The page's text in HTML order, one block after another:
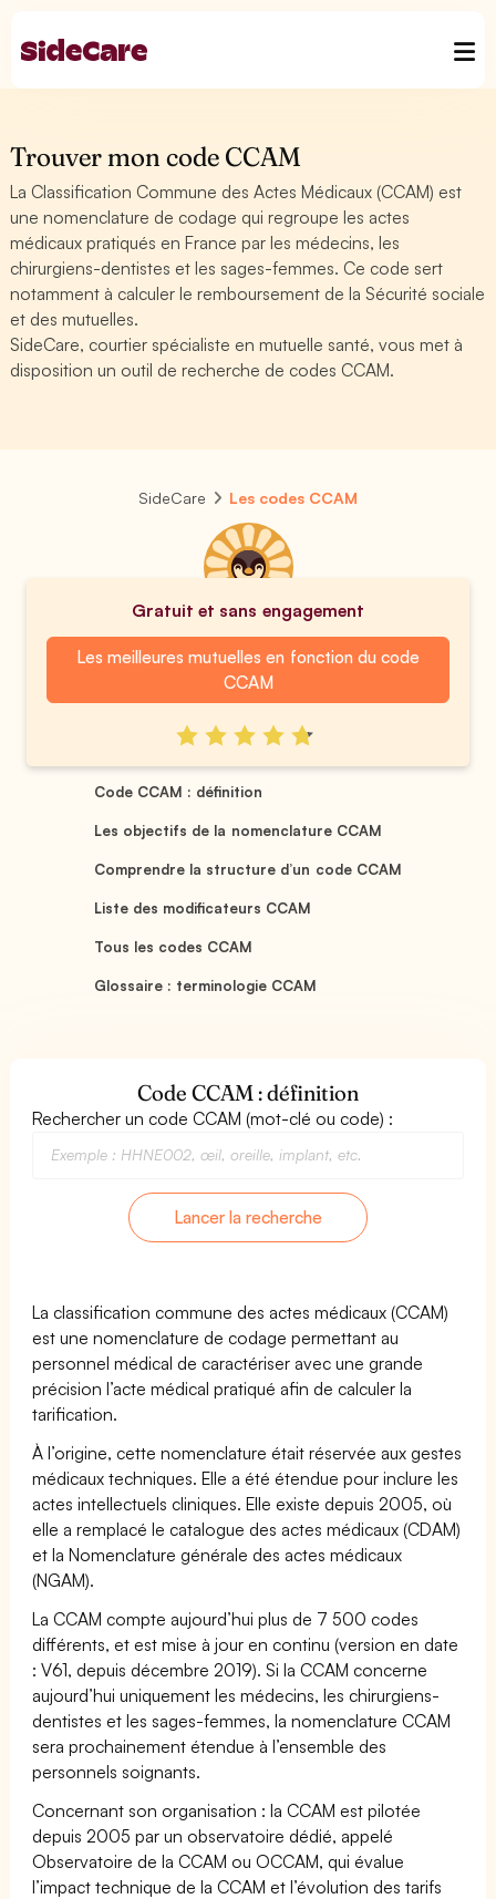
Trouver mon code CCAM
La Classification Commune des Actes Médicaux (CCAM) est
une nomenclature de codage qui regroupe les actes
médicaux pratiqués en France par les médecins, les
chirurgiens-dentistes et les sages-femmes. Ce code sert
notamment à calculer le remboursement de la Sécurité sociale
et des mutuelles.
SideCare, courtier spécialiste en mutuelle santé, vous met à
disposition un outil de recherche de codes CCAM.
SideCare Les codes CCAM
Gratuit et sans engagement
Les meilleures mutuelles en fonction du code
CCAM
Code CCAM : définition
Les objectifs de la nomenclature CCAM
Comprendre la structure d’un code CCAM
Liste des modificateurs CCAM
Tous les codes CCAM
Glossaire : terminologie CCAM
Code CCAM : définition
Rechercher un code CCAM (mot-clé ou code) :
Lancer la recherche
La classification commune des actes médicaux (CCAM)
est une nomenclature de codage permettant au
personnel médical de caractériser avec une grande
précision l’acte médical pratiqué afin de calculer la
tarification.
À l’origine, cette nomenclature était réservée aux gestes
médicaux techniques. Elle a été étendue pour inclure les
actes intellectuels cliniques. Elle existe depuis 2005, où
elle a remplacé le catalogue des actes médicaux (CDAM)
et la Nomenclature générale des actes médicaux
(NGAM).
La CCAM compte aujourd’hui plus de 7 500 codes
différents, et est mise à jour en continu (version en date
: V61, depuis décembre 2019). Si la CCAM concerne
aujourd’hui uniquement les médecins, les chirurgiens-
dentistes et les sages-femmes, la nomenclature CCAM
sera prochainement étendue à l’ensemble des
personnels soignants.
Concernant son organisation : la CCAM est pilotée
depuis 2005 par un observatoire dédié, appelé
Observatoire de la CCAM ou OCCAM, qui évalue
l’impact technique de la CCAM et l’évolution des tarifs